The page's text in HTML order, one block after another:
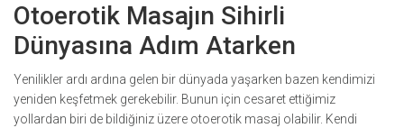
Otoerotik Masajın Sihirli
Dünyasına Adım Atarken
Yenilikler ardı ardına gelen bir dünyada yaşarken bazen kendimizi
yeniden keşfetmek gerekebilir. Bunun için cesaret ettiğimiz
yollardan biri de bildiğiniz üzere otoerotik masaj olabilir. Kendi